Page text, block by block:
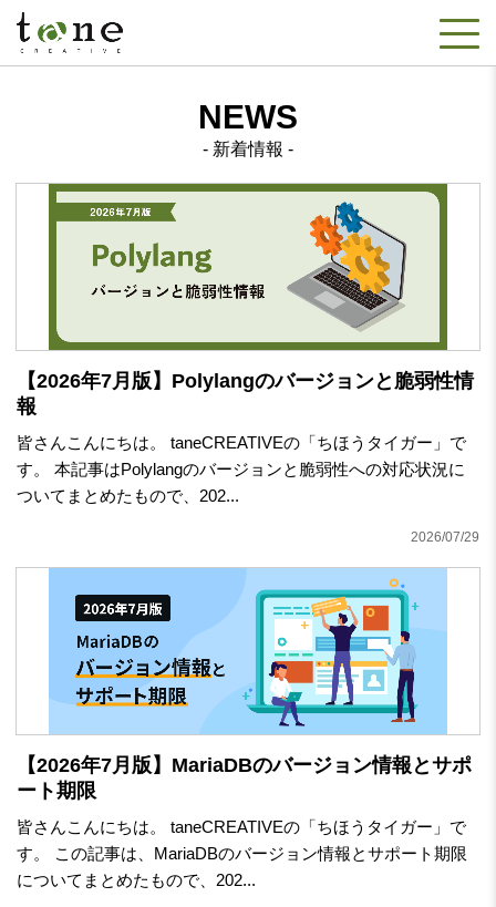
NEWS
新着情報
【2026年7月版】Polylangのバージョンと脆弱性情
報
皆さんこんにちは。 taneCREATIVEの「ちほうタイガー」で
す。 本記事はPolylangのバージョンと脆弱性への対応状況に
ついてまとめたもので、202...
2026/07/29
【2026年7月版】MariaDBのバージョン情報とサポ
ート期限
皆さんこんにちは。 taneCREATIVEの「ちほうタイガー」で
す。 この記事は、MariaDBのバージョン情報とサポート期限
についてまとめたもので、202...